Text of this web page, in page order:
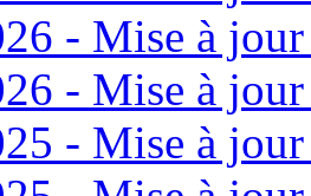
- Mise à
- Mise à
- Mise à